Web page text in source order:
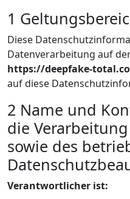
1
Diese
Datenverarbeitung auf
https://deepfake-
auf diese
2 Name und
die
sowie des
Verantwortlicher ist: